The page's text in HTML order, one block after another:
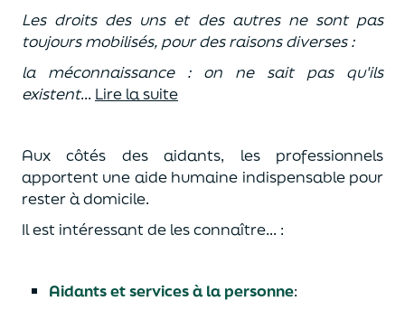
Les droits des uns et des autres ne sont pas
toujours mobilisés, pour des raisons diverses :
la méconnaissance : on ne sait pas qu'ils
existent... Lire la suite
Aux côtés des aidants, les professionnels
apportent une aide humaine indispensable pour
rester à domicile.
Il est intéressant de les connaître... :
Aidants et services à la personne: